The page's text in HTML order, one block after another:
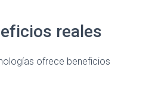
reales
ofrece beneficios